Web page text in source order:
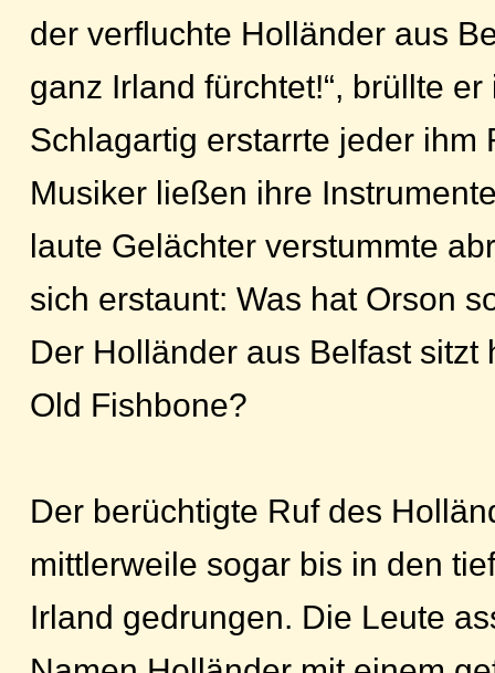
der verfluchte Holländer aus
ganz Irland fürchtet!“, brüllte
Schlagartig erstarrte jeder ihm
Musiker ließen ihre
laute Gelächter verstummte
sich erstaunt: Was hat Orson
Der Holländer aus Belfast sitzt
Old Fishbone?
Der berüchtigte Ruf des
mittlerweile sogar bis in den
Irland gedrungen. Die Leute